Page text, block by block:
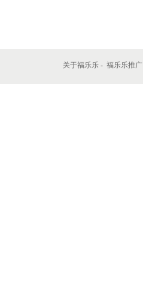
关于福乐乐 - 福乐乐推广